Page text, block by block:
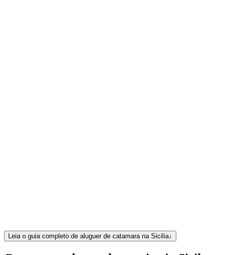
Leia o guia completo de aluguer de catamara na Sicilia↓